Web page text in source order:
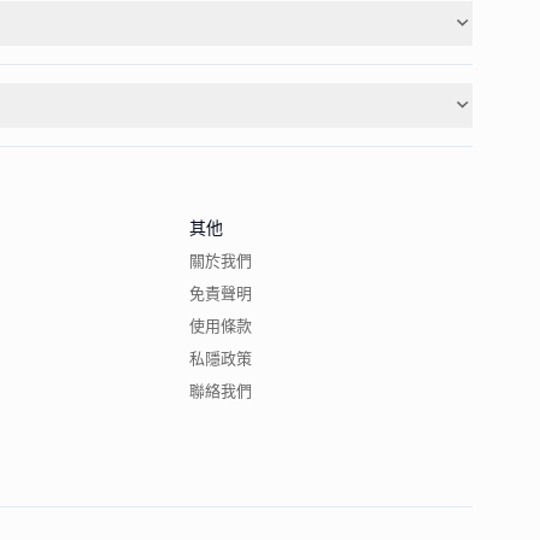
其他
關於我們
免責聲明
使用條款
私隱政策
聯絡我們